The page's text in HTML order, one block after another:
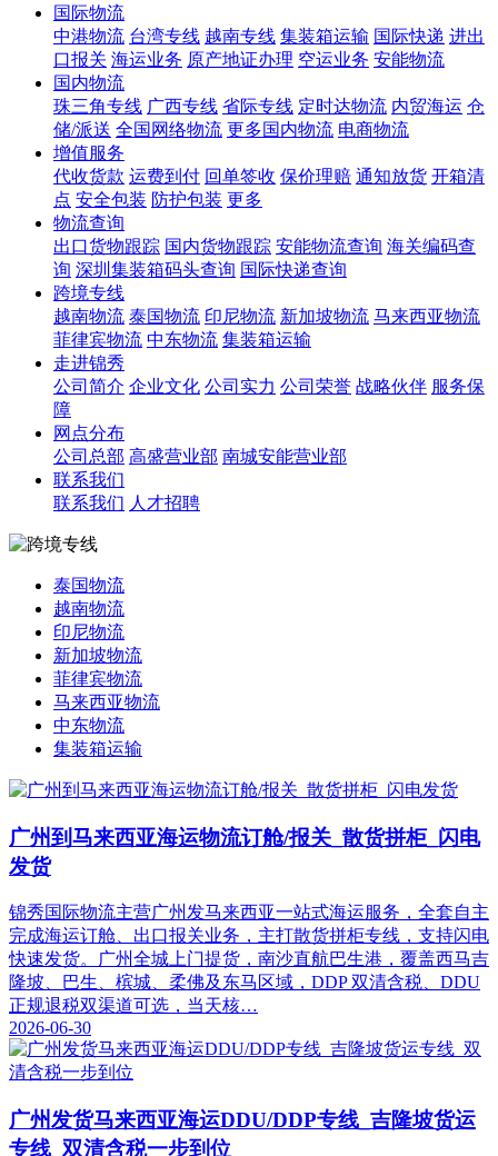
国际物流
中港物流 台湾专线 越南专线 集装箱运输 国际快递 进出
口报关 海运业务 原产地证办理 空运业务 安能物流
国内物流
珠三角专线 广西专线 省际专线 定时达物流 内贸海运 仓
储/派送 全国网络物流 更多国内物流 电商物流
增值服务
代收货款 运费到付 回单签收 保价理赔 通知放货 开箱清
点 安全包装 防护包装 更多
物流查询
出口货物跟踪 国内货物跟踪 安能物流查询 海关编码查
询 深圳集装箱码头查询 国际快递查询
跨境专线
越南物流 泰国物流 印尼物流 新加坡物流 马来西亚物流
菲律宾物流 中东物流 集装箱运输
走进锦秀
公司简介 企业文化 公司实力 公司荣誉 战略伙伴 服务保
障
网点分布
公司总部 高盛营业部 南城安能营业部
联系我们
联系我们 人才招聘
泰国物流
越南物流
印尼物流
新加坡物流
菲律宾物流
马来西亚物流
中东物流
集装箱运输
广州到马来西亚海运物流订舱/报关_散货拼柜_闪电
发货
锦秀国际物流主营广州发马来西亚一站式海运服务，全套自主
完成海运订舱、出口报关业务，主打散货拼柜专线，支持闪电
快速发货。广州全城上门提货，南沙直航巴生港，覆盖西马吉
隆坡、巴生、槟城、柔佛及东马区域，DDP 双清含税、DDU
正规退税双渠道可选，当天核…
2026-06-30
广州发货马来西亚海运DDU/DDP专线_吉隆坡货运
专线_双清含税一步到位